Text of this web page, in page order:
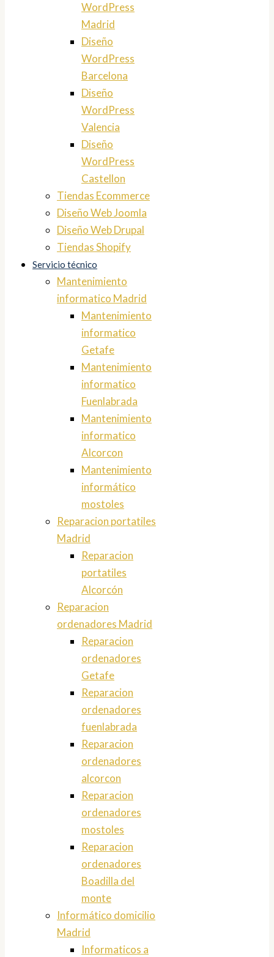
WordPress
Madrid
Diseño
WordPress
Barcelona
Diseño
WordPress
Valencia
Diseño
WordPress
Castellon
Tiendas Ecommerce
Diseño Web Joomla
Diseño Web Drupal
Tiendas Shopify
Servicio técnico
Mantenimiento
informatico Madrid
Mantenimiento
informatico
Getafe
Mantenimiento
informatico
Fuenlabrada
Mantenimiento
informatico
Alcorcon
Mantenimiento
informático
mostoles
Reparacion portatiles
Madrid
Reparacion
portatiles
Alcorcón
Reparacion
ordenadores Madrid
Reparacion
ordenadores
Getafe
Reparacion
ordenadores
fuenlabrada
Reparacion
ordenadores
alcorcon
Reparacion
ordenadores
mostoles
Reparacion
ordenadores
Boadilla del
monte
Informático domicilio
Madrid
Informaticos a